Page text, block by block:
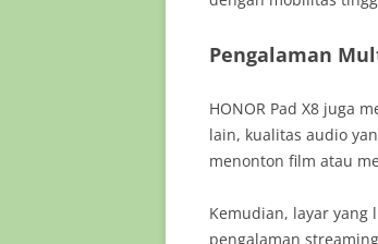
Pengalaman
HONOR Pad X8 juga
lain, kualitas audio
menonton film atau
Kemudian, layar
pengalaman